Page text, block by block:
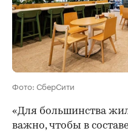
Фото: СберСити
«Для большинства
важно, чтобы в